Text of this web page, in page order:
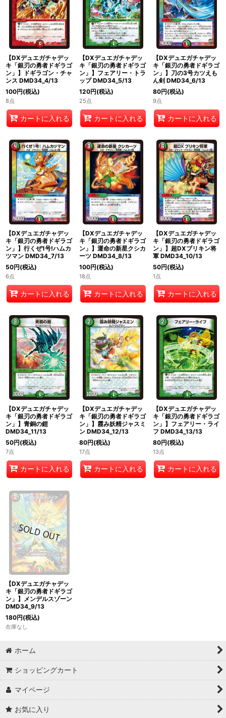
【DXデュエガチャデッ
キ「銀刃の勇者ドギラゴ
ン」】ドギラゴン・チャ
ンス DMD34_4/13
100円(税込)
8点
カートに入れる
【DXデュエガチャデッ
キ「銀刃の勇者ドギラゴ
ン」】フェアリー・トラ
ップ DMD34_5/13
120円(税込)
25点
カートに入れる
【DXデュエガチャデッ
キ「銀刃の勇者ドギラゴ
ン」】刀の3号カツえも
ん剣 DMD34_6/13
80円(税込)
9点
カートに入れる
【DXデュエガチャデッ
キ「銀刃の勇者ドギラゴ
ン」】行くぜ1号!ハムカ
ツマン DMD34_7/13
50円(税込)
6点
カートに入れる
【DXデュエガチャデッ
キ「銀刃の勇者ドギラゴ
ン」】運命の新星クシカ
ーツ DMD34_8/13
100円(税込)
18点
カートに入れる
【DXデュエガチャデッ
キ「銀刃の勇者ドギラゴ
ン」】超DXブリキン将
軍 DMD34_10/13
50円(税込)
1点
カートに入れる
【DXデュエガチャデッ
キ「銀刃の勇者ドギラゴ
ン」】青銅の鎧
DMD34_11/13
50円(税込)
7点
カートに入れる
【DXデュエガチャデッ
キ「銀刃の勇者ドギラゴ
ン」】霞み妖精ジャスミ
ン DMD34_12/13
80円(税込)
17点
カートに入れる
【DXデュエガチャデッ
キ「銀刃の勇者ドギラゴ
ン」】フェアリー・ライ
フ DMD34_13/13
80円(税込)
13点
カートに入れる
【DXデュエガチャデッ
キ「銀刃の勇者ドギラゴ
ン」】メンデルスゾーン
DMD34_9/13
180円(税込)
在庫なし
ホーム
ショッピングカート
マイページ
お気に入り